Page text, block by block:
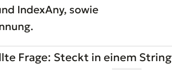
IndexAny, sowie
Frage: Steckt in einem String